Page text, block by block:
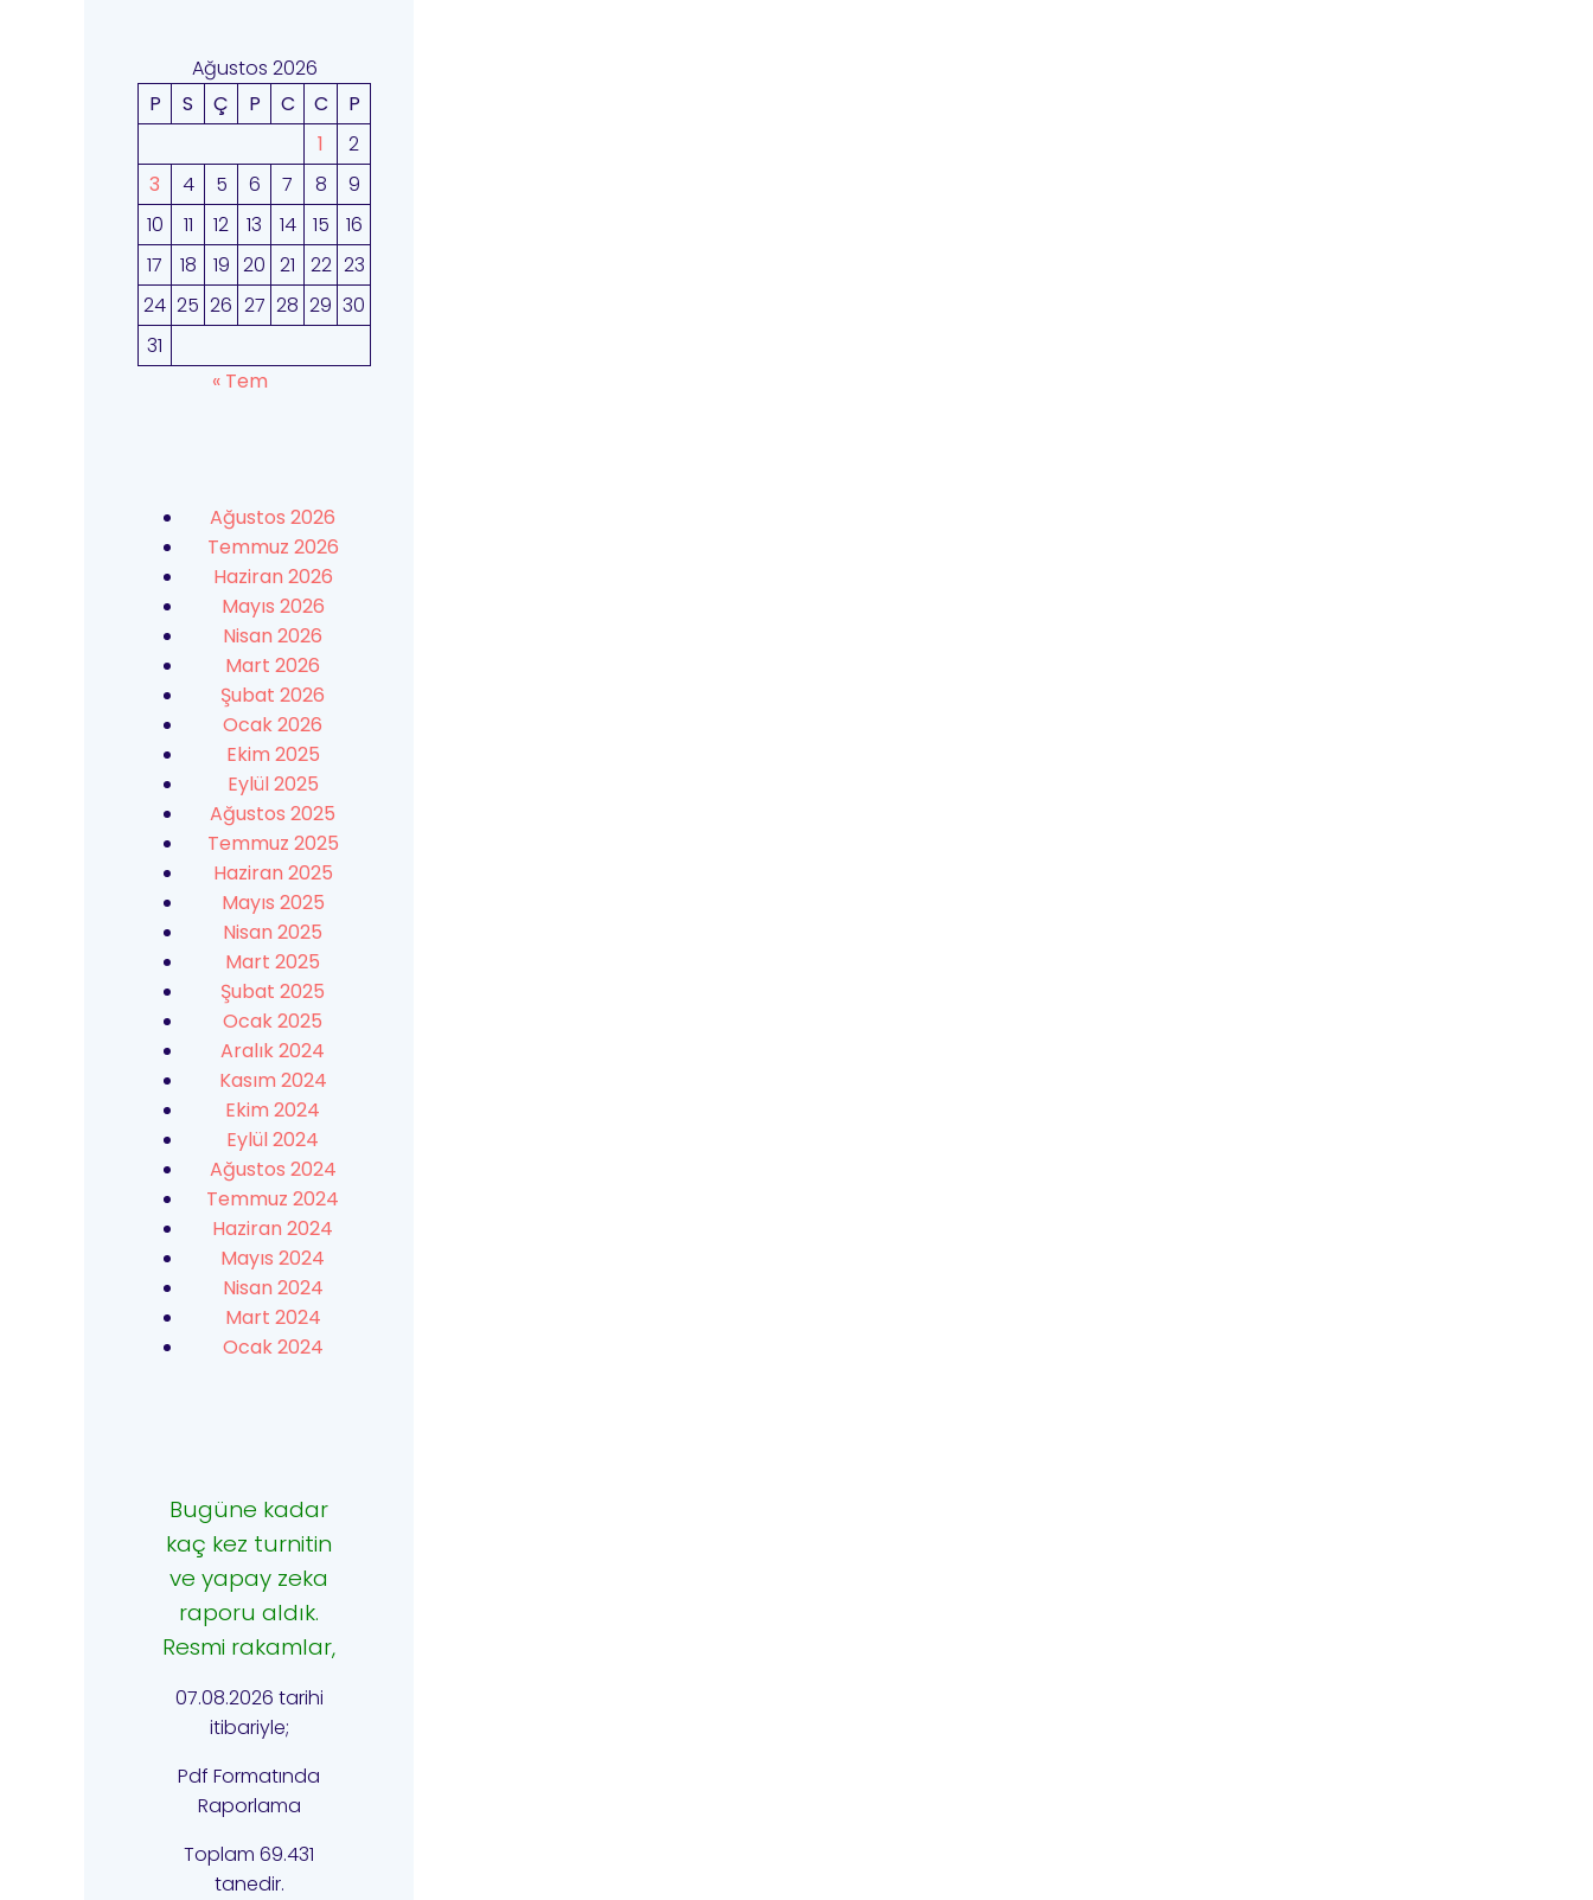
Ağustos 2026
P
S Ç P C C
P
1
2
3
4 5 6 7 8
9
10
11 12 13 14 15
16
17
18 19 20 21 22 23
24 25 26 27 28 29 30
31
« Tem
Ağustos 2026
Temmuz 2026
Haziran 2026
Mayıs 2026
Nisan 2026
Mart 2026
Şubat 2026
Ocak 2026
Ekim 2025
Eylül 2025
Ağustos 2025
Temmuz 2025
Haziran 2025
Mayıs 2025
Nisan 2025
Mart 2025
Şubat 2025
Ocak 2025
Aralık 2024
Kasım 2024
Ekim 2024
Eylül 2024
Ağustos 2024
Temmuz 2024
Haziran 2024
Mayıs 2024
Nisan 2024
Mart 2024
Ocak 2024
Bugüne kadar
kaç kez turnitin
ve yapay zeka
raporu aldık.
Resmi rakamlar,
07.08.2026 tarihi
itibariyle;
Pdf Formatında
Raporlama
Toplam 69.431
tanedir.